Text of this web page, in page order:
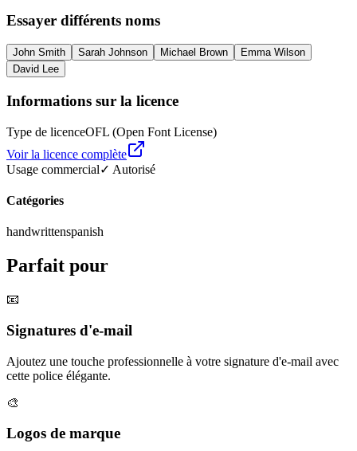
Essayer différents noms
John Smith Sarah Johnson Michael Brown
Emma Wilson
David Lee
Informations sur la licence
Type de licenceOFL (Open Font License)
Voir la licence complète
Usage commercial✓ Autorisé
Catégories
handwrittenspanish
Parfait pour
📧
Signatures d'e-mail
Ajoutez une touche professionnelle à votre signature d'e-mail avec
cette police élégante.
🎨
Logos de marque